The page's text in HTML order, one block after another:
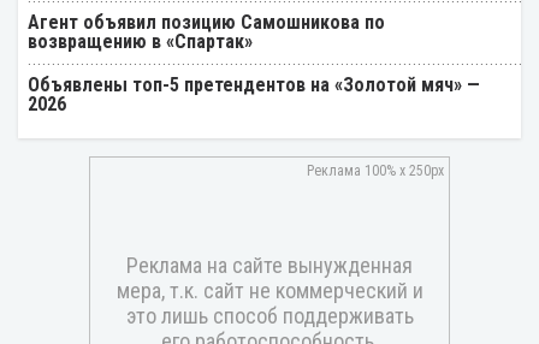
Агент объявил позицию Самошникова по
возвращению в «Спартак»
Объявлены топ-5 претендентов на «Золотой мяч» —
2026